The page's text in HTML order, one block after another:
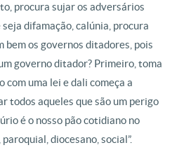
procura sujar os adversários
difamação, calúnia, procura
bem os governos ditadores, pois
governo ditador? Primeiro, toma
com uma lei e dali começa a
todos aqueles que são um perigo
é o nosso pão cotidiano no
diocesano, social”.